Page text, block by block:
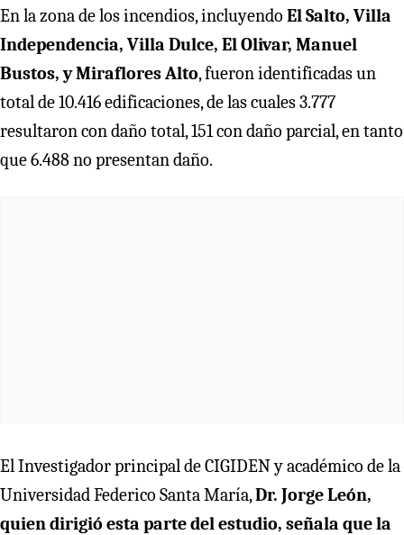
En la zona de los incendios, incluyendo El Salto, Villa
Independencia, Villa Dulce, El Olivar, Manuel
Bustos, y Miraflores Alto, fueron identificadas un
total de 10.416 edificaciones, de las cuales 3.777
resultaron con daño total, 151 con daño parcial, en tanto
que 6.488 no presentan daño.
El Investigador principal de CIGIDEN y académico de la
Universidad Federico Santa María,Dr. Jorge León,
quien dirigió esta parte del estudio, señala que la